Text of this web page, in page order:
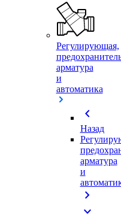
Регулирующая,
арматура
и
автоматика
chevron_left
Назад
арматура
и
chevron_right
expand_more